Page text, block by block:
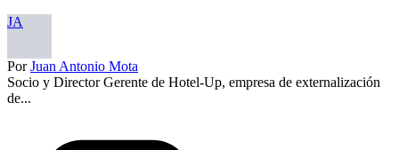
JA
PorJuan Antonio Mota
Socio y Director Gerente de Hotel-Up, empresa de externalización
de...